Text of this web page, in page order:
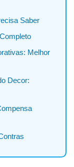
Saber
Melhor
Decor: